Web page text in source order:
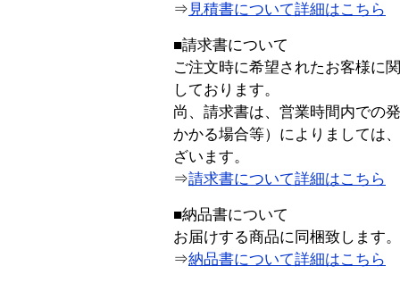
⇒ 見積書について詳細はこちら
■請求書について
ご注文時に希望されたお客様に
しております。
尚、請求書は、営業時間内での
かかる場合等）によりましては
ざいます。
⇒請求書について詳細はこちら
■納品書について
お届けする商品に同梱致します。
⇒納品書について詳細はこちら